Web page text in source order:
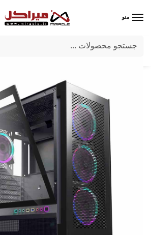
منو
میراکل/کامپیوتر/قطعات اصلی